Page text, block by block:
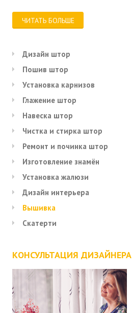
Дизайн штор
Пошив штор
Установка карнизов
Глажение штор
Навеска штор
Чистка и стирка штор
Ремонт и починка штор
Изготовление знамён
Установка жалюзи
Дизайн интерьера
Вышивка
Скатерти
КОНСУЛЬТАЦИЯ ДИЗАЙНЕРА
ЧИТАТЬ БОЛЬШЕ